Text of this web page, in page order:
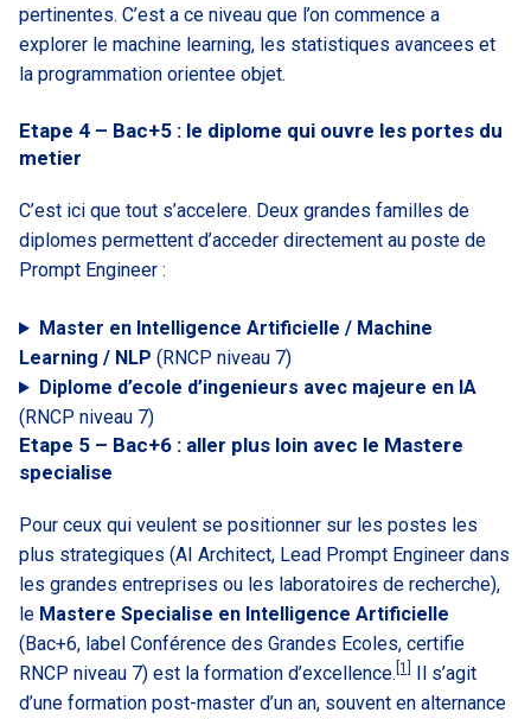
pertinentes. C’est a ce niveau que l’on commence a
explorer le machine learning, les statistiques avancees et
la programmation orientee objet.
Etape 4 – Bac+5 : le diplome qui ouvre les portes du
metier
C’est ici que tout s’accelere. Deux grandes familles de
diplomes permettent d’acceder directement au poste de
Prompt Engineer :
Master en Intelligence Artificielle / Machine
Learning / NLP (RNCP niveau 7)
Diplome d’ecole d’ingenieurs avec majeure en IA
(RNCP niveau 7)
Etape 5 – Bac+6 : aller plus loin avec le Mastere
specialise
Pour ceux qui veulent se positionner sur les postes les
plus strategiques (AI Architect, Lead Prompt Engineer dans
les grandes entreprises ou les laboratoires de recherche),
le Mastere Specialise en Intelligence Artificielle
(Bac+6, label Conférence des Grandes Ecoles, certifie
RNCP niveau 7) est la formation d’excellence. [1]
Il s’agit
d’une formation post-master d’un an, souvent en alternance